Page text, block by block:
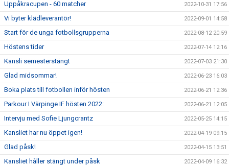
Uppåkracupen - 60 matcher 2022-10-31 17:56
Vi byter klädleverantör! 2022-09-01 14:58
Start för de unga fotbollsgrupperna 2022-08-12 20:59
Höstens tider 2022-07-14 12:16
Kansli semesterstängt 2022-07-03 21:30
Glad midsommar! 2022-06-23 16:03
Boka plats till fotbollen inför hösten 2022-06-21 12:36
Parkour I Värpinge IF hösten 2022: 2022-06-21 12:05
Intervju med Sofie Ljungcrantz 2022-05-25 14:15
Kansliet har nu öppet igen! 2022-04-19 09:15
Glad påsk! 2022-04-15 13:51
Kansliet håller stängt under påsk 2022-04-09 16:32